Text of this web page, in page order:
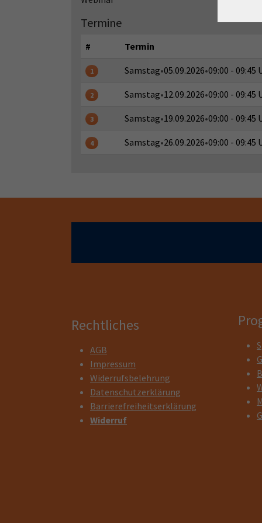
Termine
# Termin
1 Samstag•05.09.2026•09:00 - 09:45
2 Samstag•12.09.2026•09:00 - 09:45
3 Samstag•19.09.2026•09:00 - 09:45
4 Samstag•26.09.2026•09:00 - 09:45
Rechtliches
AGB
Impressum
Widerrufsbelehrung
Datenschutzerklärung
Barrierefreiheitserklärung
Widerruf